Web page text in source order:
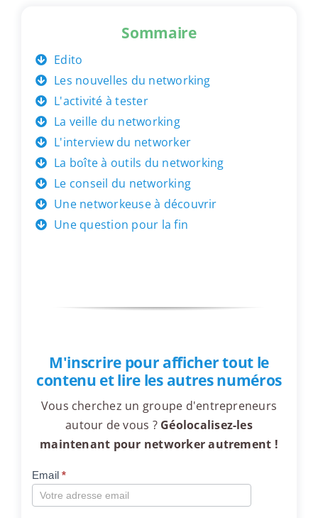
Sommaire
Edito
Les nouvelles du networking
L'activité à tester
La veille du networking
L'interview du networker
La boîte à outils du networking
Le conseil du networking
Une networkeuse à découvrir
Une question pour la fin
M'inscrire pour afficher tout le
contenu et lire les autres numéros
Vous cherchez un groupe d'entrepreneurs
autour de vous ? Géolocalisez-les
maintenant pour networker autrement !
Compte
Email*